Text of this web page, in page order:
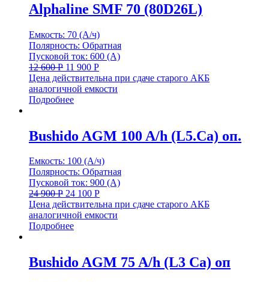
Alphaline SMF 70 (80D26L)
Емкость: 70 (А/ч)
Полярность: Обратная
Пусковой ток: 600 (А)
12 600Р 11 900 Р
Цена действительна при сдаче старого АКБ
аналогичной емкости
Подробнее
Bushido AGM 100 A/h (L5.Ca) оп.
Емкость: 100 (А/ч)
Полярность: Обратная
Пусковой ток: 900 (А)
24 900Р 24 100 Р
Цена действительна при сдаче старого АКБ
аналогичной емкости
Подробнее
Bushido AGM 75 A/h (L3 Ca) оп